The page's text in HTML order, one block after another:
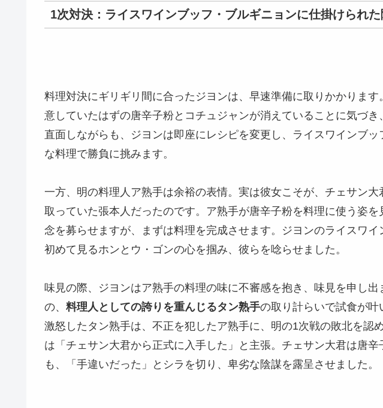
1次対決：ライスワインブッフ・ブルギニョンに仕掛けられ
料理対決にギリギリ間に合ったジヨンは、早速準備に取りかかります
意していたはずの唐辛子粉とコチュジャンが消えていることに気づ
直面しながらも、ジヨンは即座にレシピを変更し、ライスワインブ
な料理で勝負に挑みます。
一方、明の料理人ア熟手は余裕の表情。実は彼女こそが、チェサン
取っていた張本人だったのです。ア熟手が唐辛子粉を料理に使う姿
念を募らせますが、まずは料理を完成させます。ジヨンのライスワイ
初めて見るホンとウ・ゴンの心を掴み、彼らを唸らせました。
味見の際、ジヨンはア熟手の料理の味に不審感を抱き、味見を申し
の、 料理人としての誇りを重んじるタン熟手の取り計らいで試食が叶
激怒したタン熟手は、不正を犯したア熟手に、明の1次戦の敗北を認
は「チェサン大君から正式に入手した」と主張。チェサン大君は唐
も、「手違いだった」とシラを切り、卑劣な陰謀を露呈させました。